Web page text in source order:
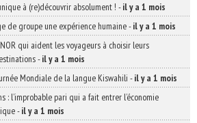
à (re)découvrir absolument ! -il y a 1 mois
de groupe une expérience humaine-il y a 1 mois
qui aident les voyageurs à choisir leurs
-il y a 1 mois
Mondiale de la langue Kiswahili -il y a 1 mois
: l’improbable pari qui a fait entrer l’économie
-il y a 1 mois